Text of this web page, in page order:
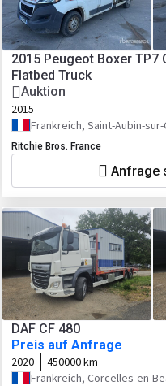
2015 Peugeot Boxer TP7
Flatbed Truck
Auktion
2015
Frankreich, Saint-Aubin-sur-
Ritchie Bros. France
Anfrage
DAF CF 480
Preis auf Anfrage
2020
450000 km
Frankreich, Corcelles-en-